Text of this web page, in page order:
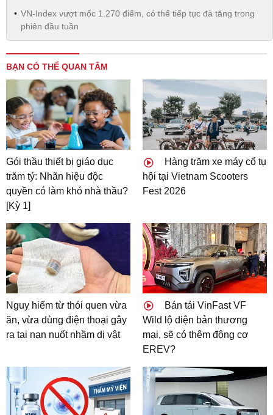
VN-Index vượt mốc 1.270 điểm, có thể tiếp tục đà tăng trong
phiên đầu tuần
BẠN CÓ THỂ QUAN TÂM
Gói thầu thiết bị giáo dục
trăm tỷ: Nhãn hiệu độc
quyền có làm khó nhà thầu?
[Kỳ 1]
Hàng trăm xe máy cổ tụ
hội tại Vietnam Scooters
Fest 2026
Nguy hiểm từ thói quen vừa
ăn, vừa dùng điện thoại gây
ra tai nạn nuốt nhầm dị vật
Bán tải VinFast VF
Wild lộ diện bản thương
mại, sẽ có thêm động cơ
EREV?